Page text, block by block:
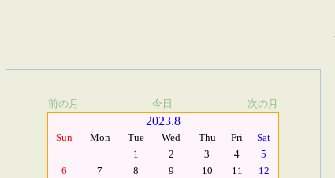
前の月 今日 次の月
2023.8
Sun Mon Tue Wed Thu Fri
Sat
1
2 3 4
5
6
7 8 9 10 11
12